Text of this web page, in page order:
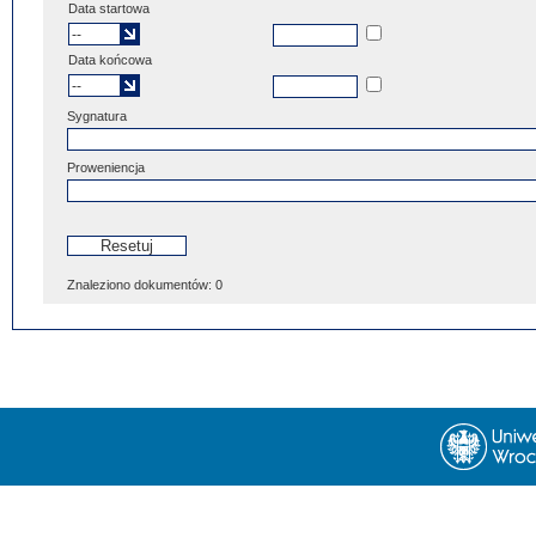
Data startowa
Data końcowa
Sygnatura
Proweniencja
Znaleziono dokumentów: 0